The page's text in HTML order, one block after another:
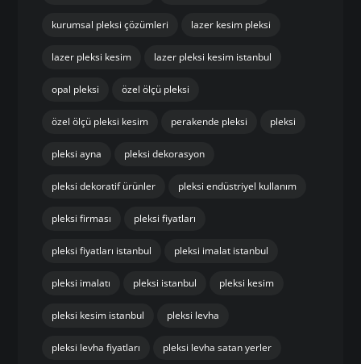
kurumsal pleksi çözümleri lazer kesim pleksi
lazer pleksi kesim lazer pleksi kesim istanbul
opal pleksi özel ölçü pleksi
özel ölçü pleksi kesim perakende pleksi pleksi
pleksi ayna pleksi dekorasyon
pleksi dekoratif ürünler pleksi endüstriyel kullanım
pleksi firması pleksi fiyatları
pleksi fiyatları istanbul pleksi imalat istanbul
pleksi imalatı pleksi istanbul pleksi kesim
pleksi kesim istanbul pleksi levha
pleksi levha fiyatları pleksi levha satan yerler